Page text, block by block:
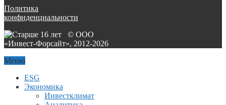
Политика
конфиденциальности
© ООО
«Инвест-Форсайт», 2012-2026
Меню
ESG
Экономика
Инвестклимат